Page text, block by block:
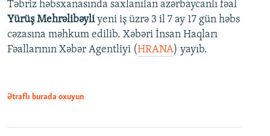
Təbriz həbsxanasında saxlanılan azərbaycanlı fəal
Yürüş Mehrəlibəyliyeni iş üzrə 3 il 7 ay 17 gün həbs
cəzasına məhkum edilib. Xəbəri İnsan Haqları
Fəallarının Xəbər Agentliyi (HRANA) yayıb.
Ətraflı burada oxuyun